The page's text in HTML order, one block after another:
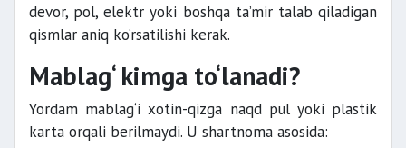
devor, pol, elektr yoki boshqa ta’mir talab qiladigan
qismlar aniq ko‘rsatilishi kerak.
Mablag‘ kimga to‘lanadi?
Yordam mablag‘i xotin-qizga naqd pul yoki plastik
karta orqali berilmaydi. U shartnoma asosida: